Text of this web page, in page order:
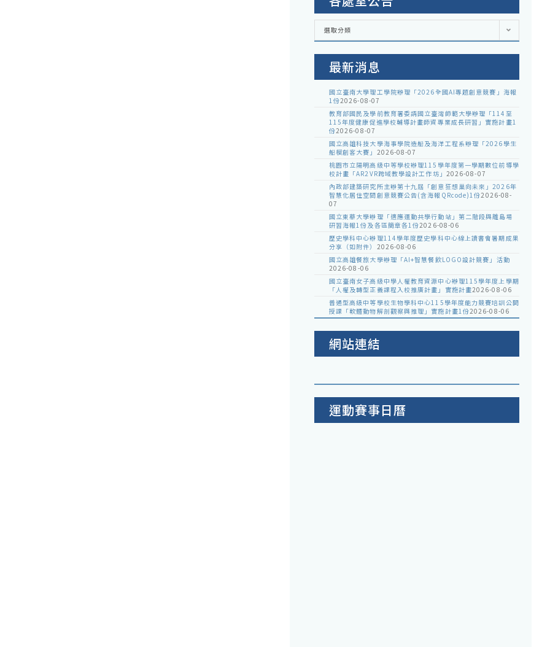
各
室
選取分類
最新消息
國立臺南大學理工學院辦理「2026全國AI專題創意競賽」海報
1份2026-08-07
教育部國民及學前教育署委請國立臺灣師範大學辦理「114至
115年度健康促進學校輔導計畫師資專業成長研習」實施計畫1
份2026-08-07
國立高雄科技大學海事學院造船及海洋工程系辦理「2026學生
船模創客大賽」 2026-08-07
桃園市立陽明高級中等學校辦理115學年度第一學期數位前導學
校計畫「AR2VR跨域教學設計工作坊」 2026-08-07
內政部建築研究所主辦第十九屆「創意狂想巢向未來」2026年
智慧化居住空間創意競賽公告(含海報QRcode)1份2026-08-
07
國立東華大學辦理「適應運動共學行動站」第二階段與離島場
研習海報1份及各區簡章各1份2026-08-06
歷史學科中心辦理114學年度歷史學科中心線上讀書會暑期成果
分享（如附件） 2026-08-06
國立高雄餐旅大學辦理「AI+智慧餐飲LOGO設計競賽」活動
2026-08-06
國立臺南女子高級中學人權教育資源中心辦理115學年度上學期
「人權及轉型正義課程入校推廣計畫」實施計畫2026-08-06
普通型高級中等學校生物學科中心115學年度能力競賽培訓公開
授課「軟體動物解剖觀察與推理」實施計畫1份2026-08-06
網站連結
運動賽事日曆